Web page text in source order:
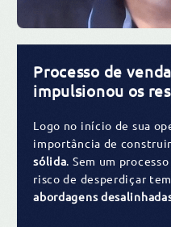
Processo de
impulsionou os
Logo no início de sua
importância de
sólida. Sem um
risco de desperdiçar
abordagens